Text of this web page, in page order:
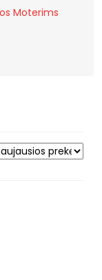
Moterims